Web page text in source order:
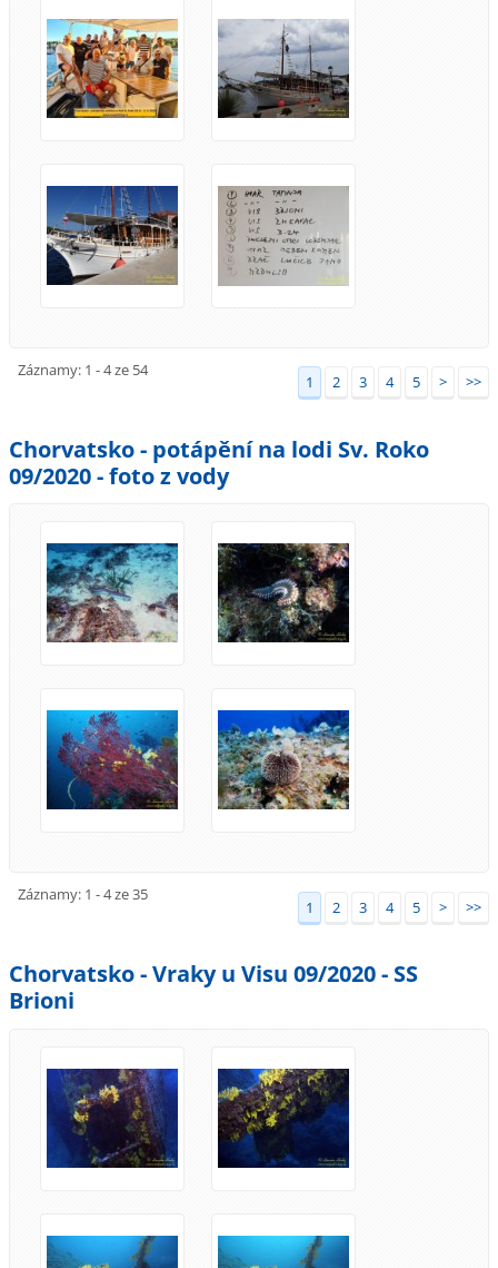
Záznamy: 1 - 4 ze 54
1 2 3 4 5 > >>
Chorvatsko - potápění na lodi Sv. Roko
09/2020 - foto z vody
Záznamy: 1 - 4 ze 35
1 2 3 4 5 > >>
Chorvatsko - Vraky u Visu 09/2020 - SS
Brioni